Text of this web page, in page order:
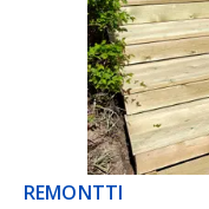
REMONTTI